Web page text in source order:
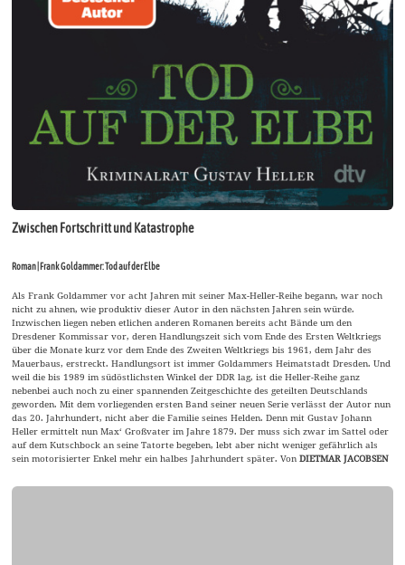
Zwischen Fortschritt und Katastrophe
Roman | Frank Goldammer: Tod auf der Elbe
Als Frank Goldammer vor acht Jahren mit seiner Max-Heller-Reihe begann, war noch
nicht zu ahnen, wie produktiv dieser Autor in den nächsten Jahren sein würde.
Inzwischen liegen neben etlichen anderen Romanen bereits acht Bände um den
Dresdener Kommissar vor, deren Handlungszeit sich vom Ende des Ersten Weltkriegs
über die Monate kurz vor dem Ende des Zweiten Weltkriegs bis 1961, dem Jahr des
Mauerbaus, erstreckt. Handlungsort ist immer Goldammers Heimatstadt Dresden. Und
weil die bis 1989 im südöstlichsten Winkel der DDR lag, ist die Heller-Reihe ganz
nebenbei auch noch zu einer spannenden Zeitgeschichte des geteilten Deutschlands
geworden. Mit dem vorliegenden ersten Band seiner neuen Serie verlässt der Autor nun
das 20. Jahrhundert, nicht aber die Familie seines Helden. Denn mit Gustav Johann
Heller ermittelt nun Max‘ Großvater im Jahre 1879. Der muss sich zwar im Sattel oder
auf dem Kutschbock an seine Tatorte begeben, lebt aber nicht weniger gefährlich als
sein motorisierter Enkel mehr ein halbes Jahrhundert später. VonDIETMAR JACOBSEN